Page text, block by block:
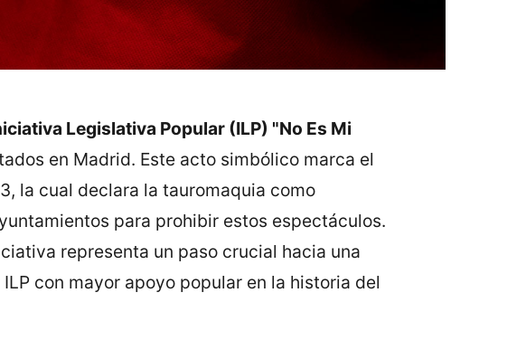
Legislativa Popular (ILP) "No Es Mi
en Madrid. Este acto simbólico marca el
la cual declara la tauromaquia como
para prohibir estos espectáculos.
representa un paso crucial hacia una
con mayor apoyo popular en la historia del